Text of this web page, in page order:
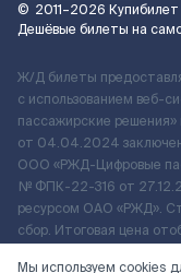
© 2011–2026 Купибилет
Дешёвые билеты на
Ж/Д билеты
с использованием
пассажирские
от 04.04.2024
ООО «РЖД-Цифровые
№ ФПК-22-316 от
ресурсом ОАО «РЖД».
сбор. Итоговая цена
Мы используем cookies